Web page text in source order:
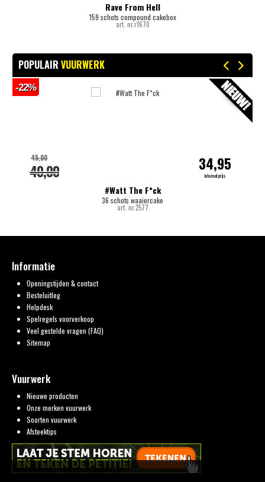
Rave From Hell
159 schots compound cakebox
art. nr.r1670
POPULAIR VUURWERK
#Watt The F*ck
36 schots waaiercake
art. nr.2577
40,00
45,00 34,95
internetprijs
-22%
Informatie
Openingstijden & contact
Besteluitleg
Helpdesk
Spelregels voorverkoop
Veel gestelde vragen (FAQ)
Sitemap
Vuurwerk
Nieuwe producten
Onze merken vuurwerk
Soorten vuurwerk
Afsteektips